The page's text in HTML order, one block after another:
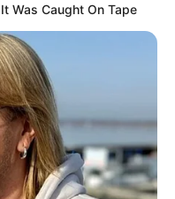
Was Caught On Tape